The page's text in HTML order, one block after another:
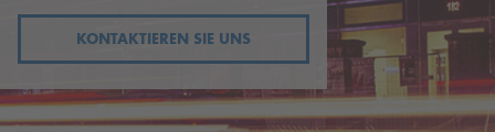
KONTAKTIEREN SIE UNS